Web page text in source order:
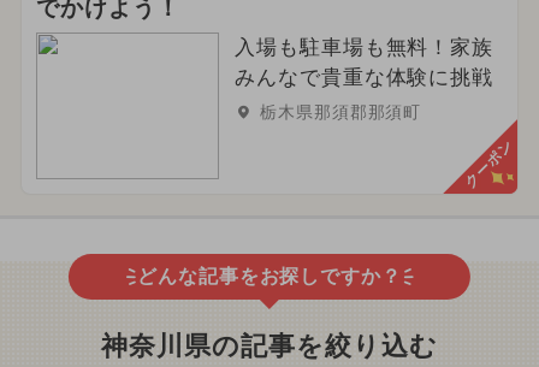
でかけよう！
入場も駐車場も無料！家族
みんなで貴重な体験に挑戦
栃木県那須郡那須町
クーポン
どんな記事をお探しですか？
神奈川県の記事を絞り込む